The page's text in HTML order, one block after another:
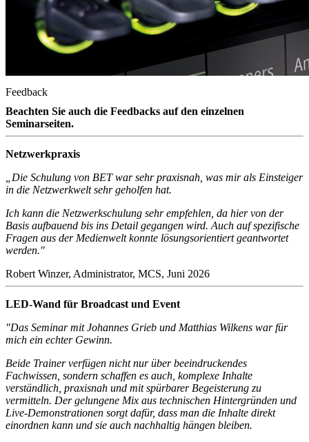
Feedback
Beachten Sie auch die Feedbacks auf den einzelnen
Seminarseiten.
Netzwerkpraxis
„Die Schulung von BET war sehr praxisnah, was mir als Einsteiger
in die Netzwerkwelt sehr geholfen hat.
Ich kann die Netzwerkschulung sehr empfehlen, da hier von der
Basis aufbauend bis ins Detail gegangen wird. Auch auf spezifische
Fragen aus der Medienwelt konnte lösungsorientiert geantwortet
werden."
Robert Winzer, Administrator, MCS, Juni 2026
LED-Wand für Broadcast und Event
"Das Seminar mit Johannes Grieb und Matthias Wilkens war für
mich ein echter Gewinn.
Beide Trainer verfügen nicht nur über beeindruckendes
Fachwissen, sondern schaffen es auch, komplexe Inhalte
verständlich, praxisnah und mit spürbarer Begeisterung zu
vermitteln. Der gelungene Mix aus technischen Hintergründen und
Live-Demonstrationen sorgt dafür, dass man die Inhalte direkt
einordnen kann und sie auch nachhaltig hängen bleiben.